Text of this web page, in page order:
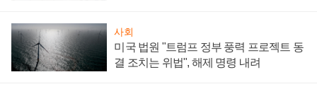
사회
미국 법원 "트럼프 정부 풍력 프로젝트 동
결 조치는 위법", 해제 명령 내려